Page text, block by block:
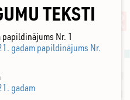
TEKSTI
Nr. 1
gadam papildinājums Nr.
gadam